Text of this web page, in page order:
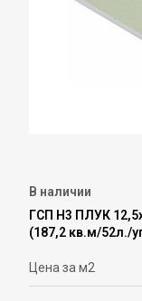
В наличии
ГСП Н3 ПЛУК
(187,2 кв.м/52л./
Цена за м2